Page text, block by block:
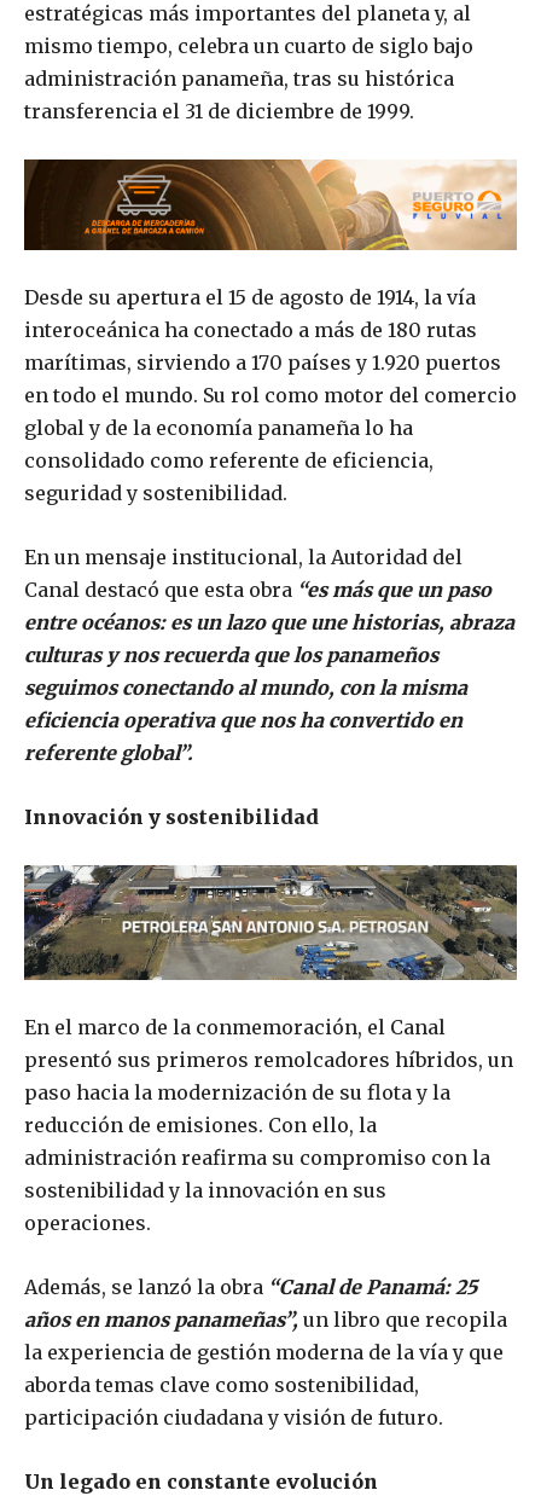
estratégicas más importantes del planeta y, al
mismo tiempo, celebra un cuarto de siglo bajo
administración panameña, tras su histórica
transferencia el 31 de diciembre de 1999.
Desde su apertura el 15 de agosto de 1914, la vía
interoceánica ha conectado a más de 180 rutas
marítimas, sirviendo a 170 países y 1.920 puertos
en todo el mundo. Su rol como motor del comercio
global y de la economía panameña lo ha
consolidado como referente de eficiencia,
seguridad y sostenibilidad.
En un mensaje institucional, la Autoridad del
Canal destacó que esta obra “es más que un paso
entre océanos: es un lazo que une historias, abraza
culturas y nos recuerda que los panameños
seguimos conectando al mundo, con la misma
eficiencia operativa que nos ha convertido en
referente global”.
Innovación y sostenibilidad
En el marco de la conmemoración, el Canal
presentó sus primeros remolcadores híbridos, un
paso hacia la modernización de su flota y la
reducción de emisiones. Con ello, la
administración reafirma su compromiso con la
sostenibilidad y la innovación en sus
operaciones.
Además, se lanzó la obra “Canal de Panamá: 25
años en manos panameñas”, un libro que recopila
la experiencia de gestión moderna de la vía y que
aborda temas clave como sostenibilidad,
participación ciudadana y visión de futuro.
Un legado en constante evolución